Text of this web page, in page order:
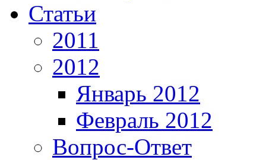
Статьи
2011
2012
Январь 2012
Февраль 2012
Вопрос-Ответ